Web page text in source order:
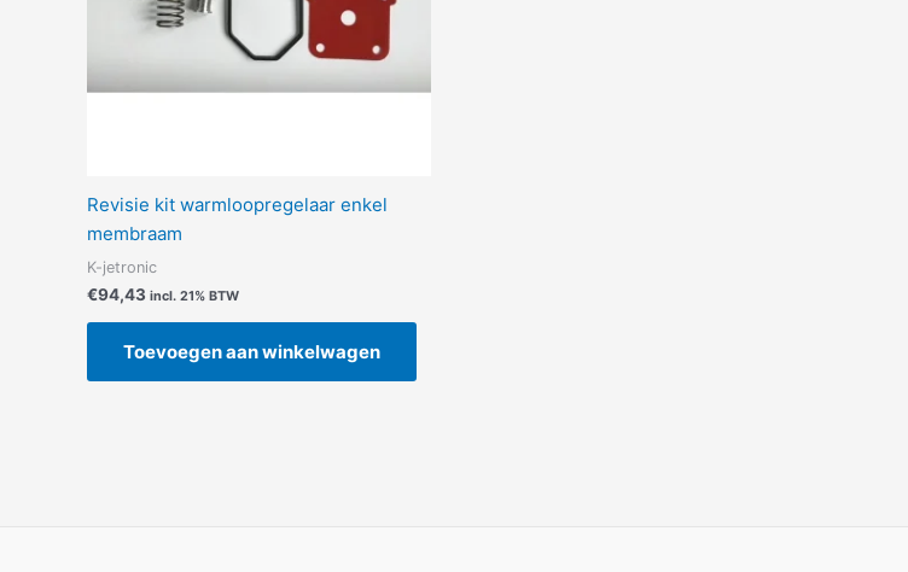
Revisie kit warmloopregelaar enkel
membraam
K-jetronic
€94,43 incl. 21% BTW
Toevoegen aan winkelwagen